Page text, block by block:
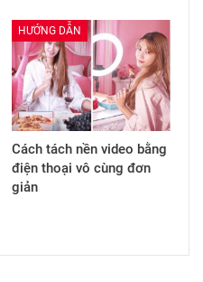
HƯỚNG DẪN
Cách tách nền video bằng
điện thoại vô cùng đơn
giản